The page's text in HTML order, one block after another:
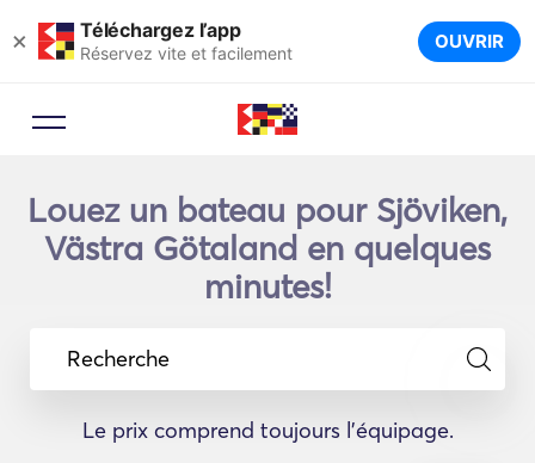
× Téléchargez l’app
Réservez vite et facilement OUVRIR
Louez un bateau pour Sjöviken,
Västra Götaland en quelques
minutes!
Recherche
Le prix comprend toujours l'équipage.